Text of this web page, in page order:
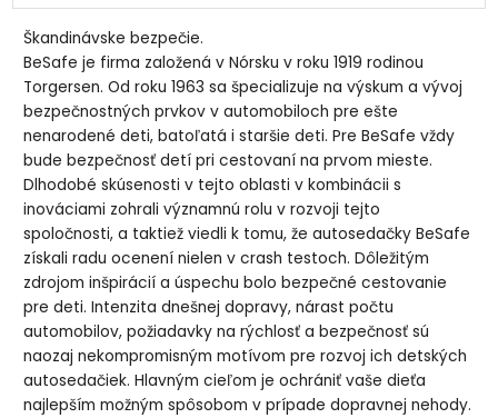
Škandinávske bezpečie.
BeSafe je firma založená v Nórsku v roku 1919 rodinou
Torgersen. Od roku 1963 sa špecializuje na výskum a vývoj
bezpečnostných prvkov v automobiloch pre ešte
nenarodené deti, batoľatá i staršie deti. Pre BeSafe vždy
bude bezpečnosť detí pri cestovaní na prvom mieste.
Dlhodobé skúsenosti v tejto oblasti v kombinácii s
inováciami zohrali významnú rolu v rozvoji tejto
spoločnosti, a taktiež viedli k tomu, že autosedačky BeSafe
získali radu ocenení nielen v crash testoch. Dôležitým
zdrojom inšpirácií a úspechu bolo bezpečné cestovanie
pre deti. Intenzita dnešnej dopravy, nárast počtu
automobilov, požiadavky na rýchlosť a bezpečnosť sú
naozaj nekompromisným motívom pre rozvoj ich detských
autosedačiek. Hlavným cieľom je ochrániť vaše dieťa
najlepším možným spôsobom v prípade dopravnej nehody.